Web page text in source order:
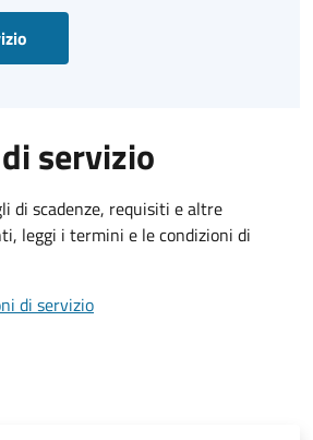
servizio
di scadenze, requisiti e altre
leggi i termini e le condizioni di
di servizio